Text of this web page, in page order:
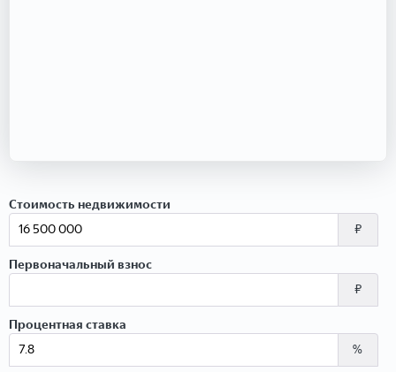
Стоимость недвижимости
₽
Первоначальный взнос
₽
Процентная ставка
%